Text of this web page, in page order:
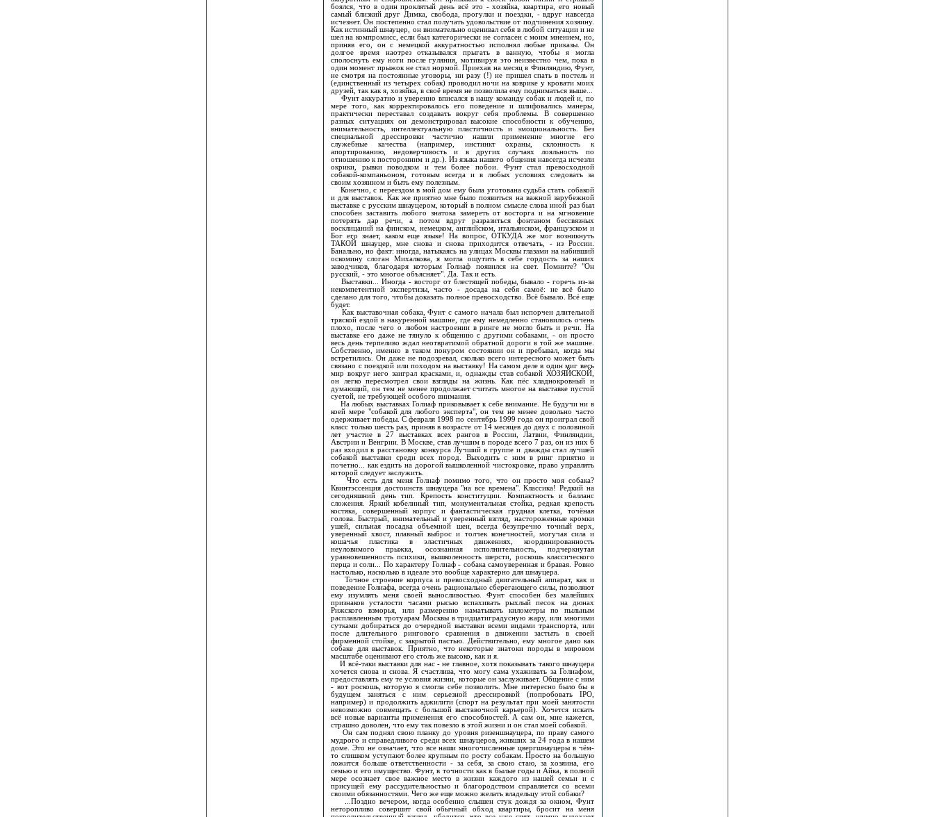
боялся, что в один проклятый день всё это - хозяйка, квартира, его новый
самый близкий друг Димка, свобода, прогулки и поездки, - вдруг навсегда
исчезнет. Он постепенно стал получать удовольствие от подчинения хозяину.
Как истинный шнауцер, он внимательно оценивал себя в любой ситуации и не
шел на компромисс, если был категорически не согласен с моим мнением, но,
приняв его, он с немецкой аккуратностью исполнял любые приказы. Он
долгое время наотрез отказывался прыгать в ванную, чтобы я могла
сполоснуть ему ноги после гуляния, мотивируя это неизвестно чем, пока в
один момент прыжок не стал нормой. Приехав на месяц в Финляндию, Фунт,
не смотря на постоянные уговоры, ни разу (!) не пришел спать в постель и
(единственный из четырех собак) проводил ночи на коврике у кровати моих
друзей, так как я, хозяйка, в своё время не позволила ему подниматься выше...
Фунт аккуратно и уверенно вписался в нашу команду собак и людей и, по
мере того, как корректировалось его поведение и шлифовались манеры,
практически переставал создавать вокруг себя проблемы. В совершенно
разных ситуациях он демонстрировал высокие способности к обучению,
внимательность, интеллектуальную пластичность и эмоциональность. Без
специальной дрессировки частично нашли применение многие его
служебные качества (например, инстинкт охраны, склонность к
апортированию, недоверчивость и в других случаях лояльность по
отношению к посторонним и др.). Из языка нашего общения навсегда исчезли
окрики, рывки поводком и тем более побои. Фунт стал превосходной
собакой-компаньоном, готовым всегда и в любых условиях следовать за
своим хозяином и быть ему полезным.
Конечно, с переездом в мой дом ему была уготована судьба стать собакой
и для выставок. Как же приятно мне было появиться на важной зарубежной
выставке с русским шнауцером, который в полном смысле слова иной раз был
способен заставить любого знатока замереть от восторга и на мгновение
потерять дар речи, а потом вдруг разразиться фонтаном бессвязных
восклицаний на финском, немецком, английском, итальянском, французском и
Бог его знает, каком еще языке! На вопрос, ОТКУДА же мог возникнуть
ТАКОЙ шнауцер, мне снова и снова приходится отвечать, - из России.
Банально, но факт: иногда, натыкаясь на улицах Москвы глазами на набивший
оскомину слоган Михалкова, я могла ощутить в себе гордость за наших
заводчиков, благодаря которым Голиаф появился на свет. Помните? "Он
русский, - это многое объясняет". Да. Так и есть.
Выставки... Иногда - восторг от блестящей победы, бывало - горечь из-за
некомпетентной экспертизы, часто - досада на себя самоё: не всё было
сделано для того, чтобы доказать полное превосходство. Всё бывало. Всё еще
будет.
Как выставочная собака, Фунт с самого начала был испорчен длительной
тряской ездой в накуренной машине, где ему немедленно становилось очень
плохо, после чего о любом настроении в ринге не могло быть и речи. На
выставке его даже не тянуло к общению с другими собаками, - он просто
весь день терпеливо ждал неотвратимой обратной дороги в той же машине.
Собственно, именно в таком понуром состоянии он и пребывал, когда мы
встретились. Он даже не подозревал, сколько всего интересного может быть
связано с поездкой или походом на выставку! На самом деле в один миг весь
мир вокруг него заиграл красками, и, однажды став собакой ХОЗЯЙСКОЙ,
он легко пересмотрел свои взгляды на жизнь. Как пёс хладнокровный и
думающий, он тем не менее продолжает считать многое на выставке пустой
суетой, не требующей особого внимания.
На любых выставках Голиаф приковывает к себе внимание. Не будучи ни в
коей мере "собакой для любого эксперта", он тем не менее довольно часто
одерживает победы. С февраля 1998 по сентябрь 1999 года он проиграл свой
класс только шесть раз, приняв в возрасте от 14 месяцев до двух с половиной
лет участие в 27 выставках всех рангов в России, Латвии, Финляндии,
Австрии и Венгрии. В Москве, став лучшим в породе всего 7 раз, он из них 6
раз входил в расстановку конкурса Лучший в группе и дважды стал лучшей
собакой выставки среди всех пород. Выходить с ним в ринг приятно и
почетно... как ездить на дорогой вышколенной чистокровке, право управлять
которой следует заслужить.
Что есть для меня Голиаф помимо того, что он просто моя собака?
Квинтэссенция достоинств шнауцера "на все времена". Классика! Редкий на
сегодняшний день тип. Крепость конституции. Компактность и балланс
сложения. Яркий кобелиный тип, монументальная стойка, редкая крепость
костяка, совершенный корпус и фантастическая грудная клетка, точёная
голова. Быстрый, внимательный и уверенный взгляд, настороженные кромки
ушей, сильная посадка объемной шеи, всегда безупречно точный верх,
уверенный хвост, плавный выброс и толчек конечностей, могучая сила и
кошачья пластика в эластичных движениях, координированность
неуловимого прыжка, осознанная исполнительность, подчеркнутая
уравновешенность психики, вышколенность шерсти, роскошь классического
перца и соли... По характеру Голиаф - собака самоуверенная и бравая. Ровно
настолько, насколько в идеале это вообще характерно для шнауцера.
Точное строение корпуса и превосходный двигательный аппарат, как и
поведение Голиафа, всегда очень рационально сберегающего силы, позволяют
ему изумлять меня своей выносливостью. Фунт способен без малейших
признаков усталости часами рысью вспахивать рыхлый песок на дюнах
Рижского взморья, или размеренно наматывать километры по пыльным
расплавленным тротуарам Москвы в тридцатиградусную жару, или многими
сутками добираться до очередной выставки всеми видами транспорта, или
после длительного рингового сравнения в движении застыть в своей
фирменной стойке, с закрытой пастью. Действительно, ему многое дано как
собаке для выставок. Приятно, что некоторые знатоки породы в мировом
масштабе оценивают его столь же высоко, как и я.
И всё-таки выставки для нас - не главное, хотя показывать такого шнауцера
хочется снова и снова. Я счастлива, что могу сама ухаживать за Голиафом,
предоставлять ему те условия жизни, которые он заслуживает. Общение с ним
- вот роскошь, которую я смогла себе позволить. Мне интересно было бы в
будущем заняться с ним серьезной дрессировкой (попробовать IPO,
например) и продолжить аджилити (спорт на результат при моей занятости
невозможно совмещать с большой выставочной карьерой). Хочется искать
всё новые варианты применения его способностей. А сам он, мне кажется,
страшно доволен, что ему так повезло в этой жизни и он стал моей собакой.
Он сам поднял свою планку до уровня ризеншнауцера, по праву самого
мудрого и справедливого среди всех шнауцеров, живших за 24 года в нашем
доме. Это не означает, что все наши многочисленные цвергшнауцеры в чём-
то слишком уступают более крупным по росту собакам. Просто на большую
ложится больше ответственности - за себя, за свою стаю, за хозяина, его
семью и его имущество. Фунт, в точности как в былые годы и Айка, в полной
мере осознает свое важное место в жизни каждого из нашей семьи и с
присущей ему рассудительностью и благородством справляется со всеми
своими обязанностями. Чего же еще можно желать владельцу этой собаки?
...Поздно вечером, когда особенно слышен стук дождя за окном, Фунт
неторопливо совершит свой обычный обход квартиры, бросит на меня